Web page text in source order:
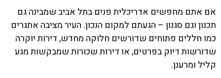
אם אתם מחפשים אדריכלית פנים בתל אביב שמבינה גם
תכנון וגם סגנון – הגעתם למקום הנכון. העיר מציבה אתגרים
כמו חללים פתוחים שדורשים חלוקה מחדש, דירות יוקרה
שדורשות דיוק בפרטים, או דירות שכורות שמבקשות מגע
קליל ומרענן.